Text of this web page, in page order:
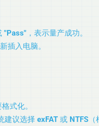
"Pass" ，表示量产成功。
插入电脑。
式化。
建议选择 exFAT 或 NTFS